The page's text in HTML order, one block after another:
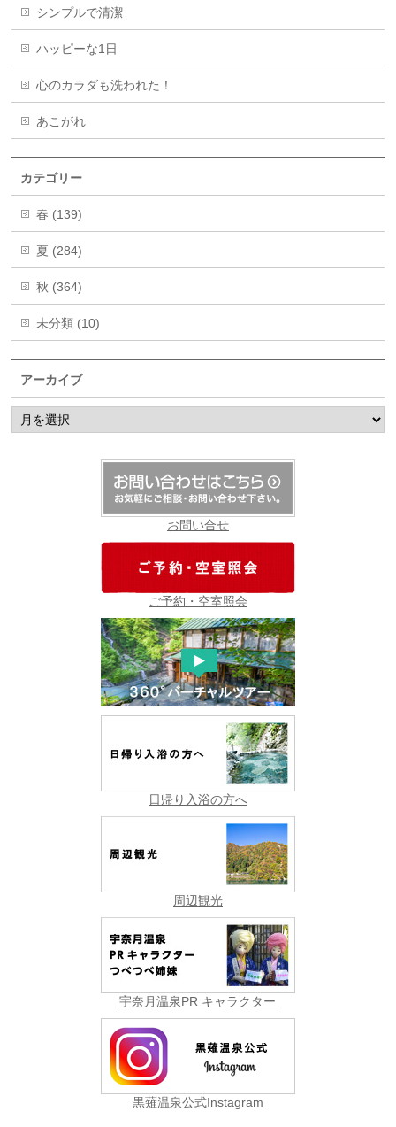
シンプルで清潔
ハッピーな1日
心のカラダも洗われた！
あこがれ
カテゴリー
春 (139)
夏 (284)
秋 (364)
未分類 (10)
アーカイブ
ア
ー
カ
お問い合せ
ご予約・空室照会
日帰り入浴の方へ
周辺観光
宇奈月温泉PR キャラクター
黒薙温泉公式Instagram